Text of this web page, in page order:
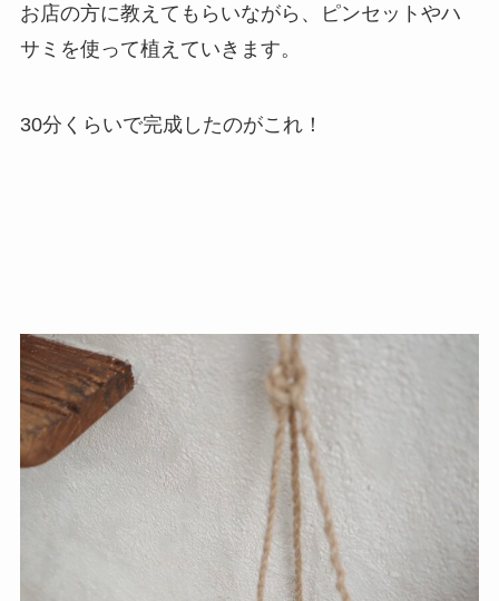
お店の方に教えてもらいながら、ピンセットやハ
サミを使って植えていきます。
30分くらいで完成したのがこれ！